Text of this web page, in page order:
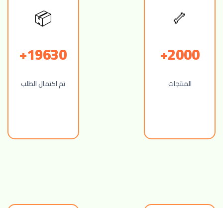
🦴
2000+
المنتجات
📦
19630+
تم اكتمال الطلب